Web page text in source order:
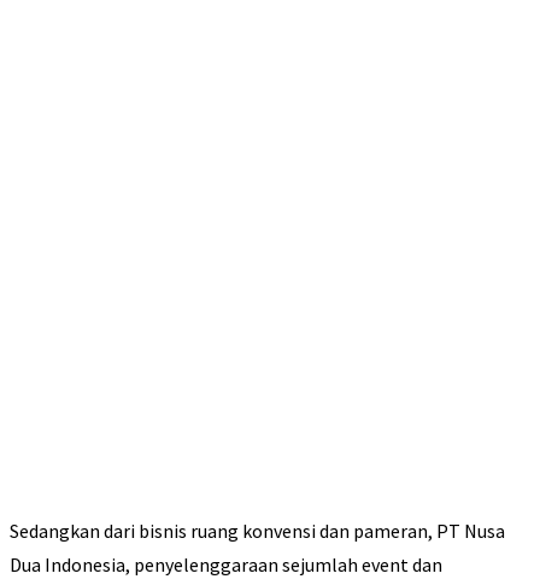
Sedangkan dari bisnis ruang konvensi dan pameran, PT Nusa
Dua Indonesia, penyelenggaraan sejumlah event dan